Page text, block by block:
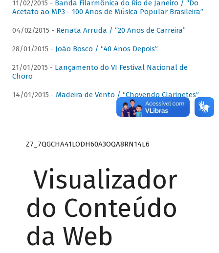
11/02/2015 - Banda Filarmônica do Rio de Janeiro / “Do
Acetato ao MP3 - 100 Anos de Música Popular Brasileira”
04/02/2015 - Renata Arruda / “20 Anos de Carreira”
28/01/2015 - João Bosco / “40 Anos Depois”
21/01/2015 - Lançamento do VI Festival Nacional de
Choro
14/01/2015 - Madeira de Vento / “Chovendo Clarinetes”
Z7_7QGCHA41LODH60A3OQA8RN14L6
Visualizador
do Conteúdo
da Web